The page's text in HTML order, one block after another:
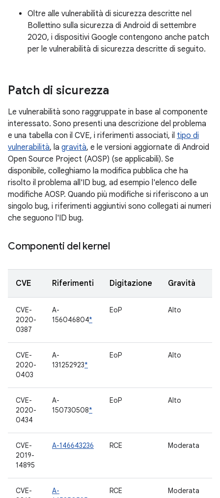
Oltre alle vulnerabilità di sicurezza descritte nel
Bollettino sulla sicurezza di Android di settembre
2020, i dispositivi Google contengono anche patch
per le vulnerabilità di sicurezza descritte di seguito.
Patch di sicurezza
Le vulnerabilità sono raggruppate in base al componente
interessato. Sono presenti una descrizione del problema
e una tabella con il CVE, i riferimenti associati, il tipo di
vulnerabilità, la gravità, e le versioni aggiornate di Android
Open Source Project (AOSP) (se applicabili). Se
disponibile, colleghiamo la modifica pubblica che ha
risolto il problema all'ID bug, ad esempio l'elenco delle
modifiche AOSP. Quando più modifiche si riferiscono a un
singolo bug, i riferimenti aggiuntivi sono collegati ai numeri
che seguono l'ID bug.
Componenti del kernel
CVE Riferimenti Digitazione Gravità
CVE-
2020-
0387
A-
156046804*
EoP Alto
CVE-
2020-
0403
A-
131252923*
EoP Alto
CVE-
2020-
0434
A-
150730508*
EoP Alto
CVE-
2019-
14895
A-146643236 RCE Moderata
CVE-
A-
RCE Moderata